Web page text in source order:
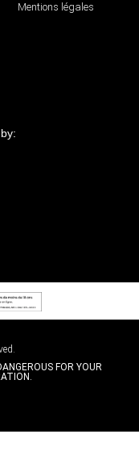
Mentions légales
FOR YOUR